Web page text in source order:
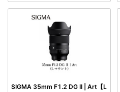
SIGMA 35mm F1.2 DG II | Art【L